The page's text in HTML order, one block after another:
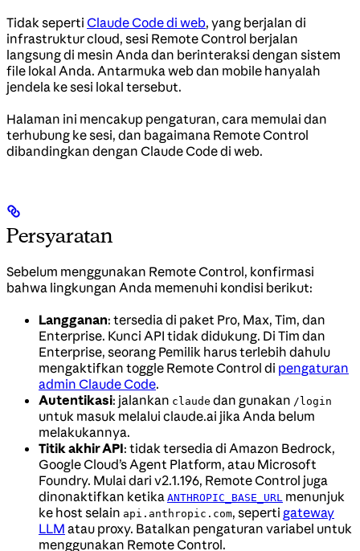
Tidak seperti Claude Code di web, yang berjalan di
infrastruktur cloud, sesi Remote Control berjalan
langsung di mesin Anda dan berinteraksi dengan sistem
file lokal Anda. Antarmuka web dan mobile hanyalah
jendela ke sesi lokal tersebut.
Halaman ini mencakup pengaturan, cara memulai dan
terhubung ke sesi, dan bagaimana Remote Control
dibandingkan dengan Claude Code di web.
Persyaratan
Sebelum menggunakan Remote Control, konfirmasi
bahwa lingkungan Anda memenuhi kondisi berikut:
Langganan: tersedia di paket Pro, Max, Tim, dan
Enterprise. Kunci API tidak didukung. Di Tim dan
Enterprise, seorang Pemilik harus terlebih dahulu
mengaktifkan toggle Remote Control di pengaturan
admin Claude Code.
Autentikasi: jalankan claude dan gunakan /login
untuk masuk melalui claude.ai jika Anda belum
melakukannya.
Titik akhir API: tidak tersedia di Amazon Bedrock,
Google Cloud’s Agent Platform, atau Microsoft
Foundry. Mulai dari v2.1.196, Remote Control juga
dinonaktifkan ketika ANTHROPIC_BASE_URL menunjuk
ke host selain api.anthropic.com, seperti gateway
LLM atau proxy. Batalkan pengaturan variabel untuk
menggunakan Remote Control.